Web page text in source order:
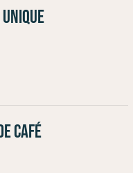
CAFÉ